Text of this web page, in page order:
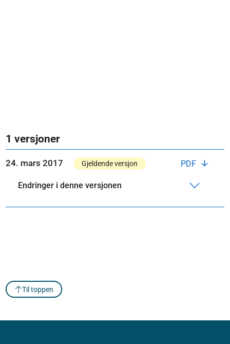
1 versjoner
PDF
24. mars 2017 Gjeldende versjon
Endringer i denne versjonen
Til toppen